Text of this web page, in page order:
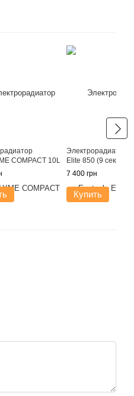
COMPACT 10L
Электрорадиатор
Elite 850 (9 секций)
7 400 грн
Купить